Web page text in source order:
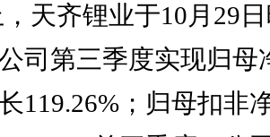
天齐锂业于10月29
司第三季度实现归母
119.26%；归母扣非